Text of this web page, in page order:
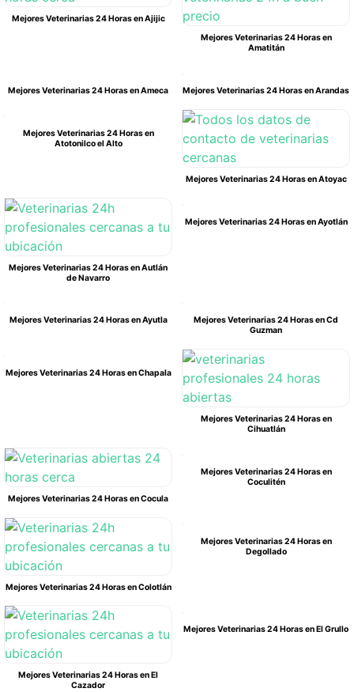
Mejores Veterinarias 24 Horas en Ajijic
Mejores Veterinarias 24 Horas en
Amatitán
Mejores Veterinarias 24 Horas en Ameca Mejores Veterinarias 24 Horas en Arandas
Mejores Veterinarias 24 Horas en
Atotonilco el Alto
Mejores Veterinarias 24 Horas en Atoyac
Mejores Veterinarias 24 Horas en Autlán
de Navarro
Mejores Veterinarias 24 Horas en Ayotlán
Mejores Veterinarias 24 Horas en Ayutla
Mejores Veterinarias 24 Horas en Cd
Guzman
Mejores Veterinarias 24 Horas en Chapala
Mejores Veterinarias 24 Horas en
Cihuatlán
Mejores Veterinarias 24 Horas en Cocula
Mejores Veterinarias 24 Horas en
Coculitén
Mejores Veterinarias 24 Horas en Colotlán
Mejores Veterinarias 24 Horas en
Degollado
Mejores Veterinarias 24 Horas en El
Cazador
Mejores Veterinarias 24 Horas en El Grullo